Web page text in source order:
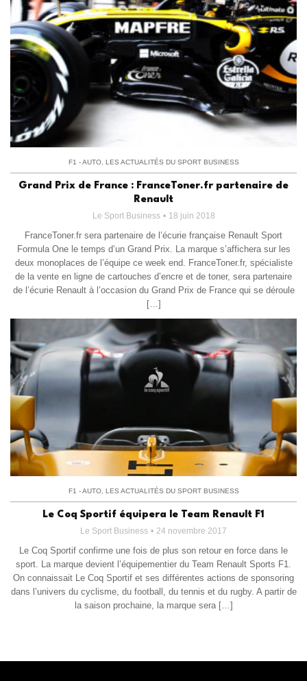
F1 - AUTO, LES ACTUALITÉS DU SPORT BUSINESS
Grand Prix de France : FranceToner.fr partenaire de
Renault
Le Sport Business 18 juin 2018
FranceToner.fr sera partenaire de l’écurie française Renault Sport
Formula One le temps d’un Grand Prix. La marque s’affichera sur les
deux monoplaces de l’équipe ce week end. FranceToner.fr, spécialiste
de la vente en ligne de cartouches d’encre et de toner, sera partenaire
de l’écurie Renault à l’occasion du Grand Prix de France qui se déroule
[…]
F1 - AUTO, LES ACTUALITÉS DU SPORT BUSINESS
Le Coq Sportif équipera le Team Renault F1
Le Sport Business 24 novembre 2017
Le Coq Sportif confirme une fois de plus son retour en force dans le
sport. La marque devient l’équipementier du Team Renault Sports F1.
On connaissait Le Coq Sportif et ses différentes actions de sponsoring
dans l’univers du cyclisme, du football, du tennis et du rugby. A partir de
la saison prochaine, la marque sera […]